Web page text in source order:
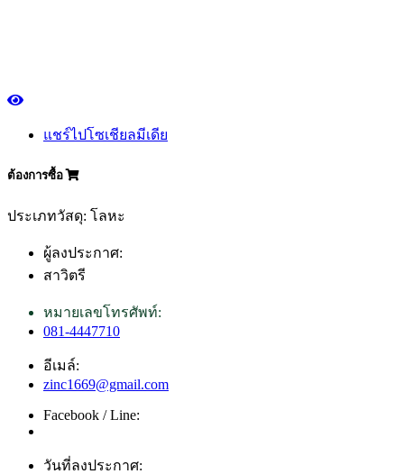
แชร์ไปโซเชียลมีเดีย
ต้องการซื้อ
ประเภทวัสดุ: โลหะ
ผู้ลงประกาศ:
สาวิตรี
หมายเลขโทรศัพท์:
081-4447710
อีเมล์:
zinc1669@gmail.com
Facebook / Line:
วันที่ลงประกาศ: